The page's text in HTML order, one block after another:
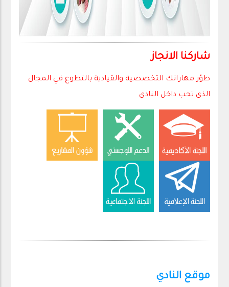
شاركنا الانجاز
طوّر مهاراتك التخصصية والقيادية بالتطوع في المجال
الذي تحب داخل النادي
موقع النادي